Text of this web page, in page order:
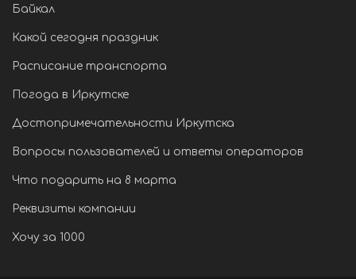
Байкал
Какой сегодня праздник
Расписание транспорта
Погода в Иркутске
Достопримечательности Иркутска
Вопросы пользователей и ответы операторов
Что подарить на 8 марта
Реквизиты компании
Хочу за 1000